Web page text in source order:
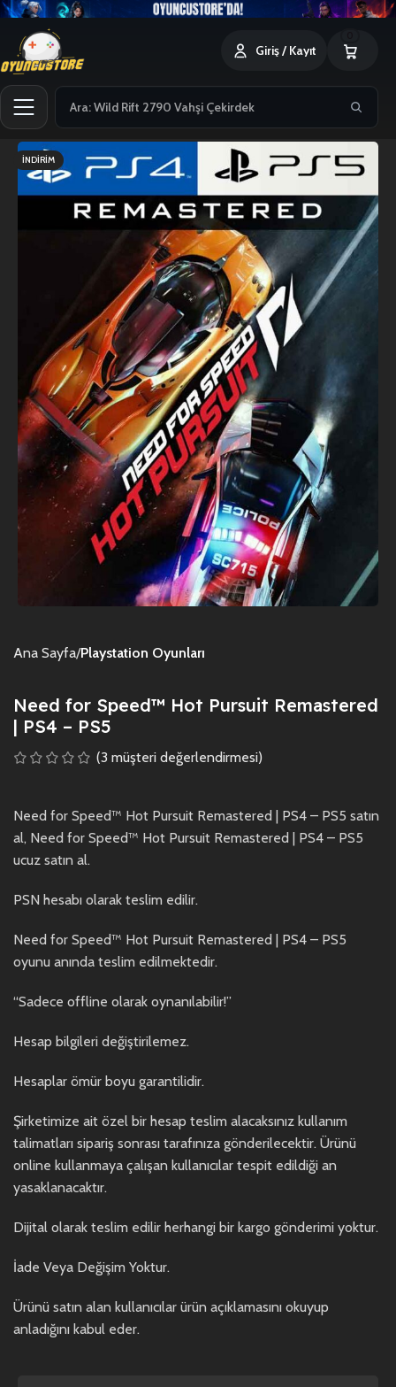
Giriş / Kayıt
İNDIRIM
Ana Sayfa Playstation Oyunları
Need for Speed™ Hot Pursuit Remastered
| PS4 – PS5
(3 müşteri değerlendirmesi)
Need for Speed™ Hot Pursuit Remastered | PS4 – PS5 satın
al, Need for Speed™ Hot Pursuit Remastered | PS4 – PS5
ucuz satın al.
PSN hesabı olarak teslim edilir.
Need for Speed™ Hot Pursuit Remastered | PS4 – PS5
oyunu anında teslim edilmektedir.
“Sadece offline olarak oynanılabilir!”
Hesap bilgileri değiştirilemez.
Hesaplar ömür boyu garantilidir.
Şirketimize ait özel bir hesap teslim alacaksınız kullanım
talimatları sipariş sonrası tarafınıza gönderilecektir. Ürünü
online kullanmaya çalışan kullanıcılar tespit edildiği an
yasaklanacaktır.
Dijital olarak teslim edilir herhangi bir kargo gönderimi yoktur.
İade Veya Değişim Yoktur.
Ürünü satın alan kullanıcılar ürün açıklamasını okuyup
anladığını kabul eder.